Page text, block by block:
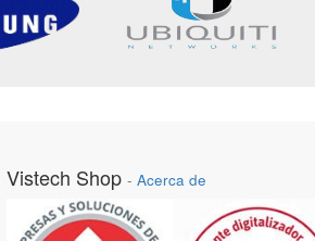
Vistech Shop - Acerca de